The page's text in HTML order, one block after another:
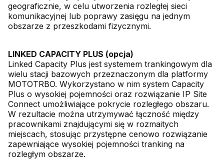
geograficznie, w celu utworzenia rozległej sieci
komunikacyjnej lub poprawy zasięgu na jednym
obszarze z przeszkodami fizycznymi.
LINKED CAPACITY PLUS (opcja)
Linked Capacity Plus jest systemem trankingowym dla
wielu stacji bazowych przeznaczonym dla platformy
MOTOTRBO. Wykorzystano w nim system Capacity
Plus o wysokiej pojemności oraz rozwiązanie IP Site
Connect umożliwiające pokrycie rozległego obszaru.
W rezultacie można utrzymywać łączność między
pracownikami znajdującymi się w rozmaitych
miejscach, stosując przystępne cenowo rozwiązanie
zapewniające wysokiej pojemności tranking na
rozległym obszarze.